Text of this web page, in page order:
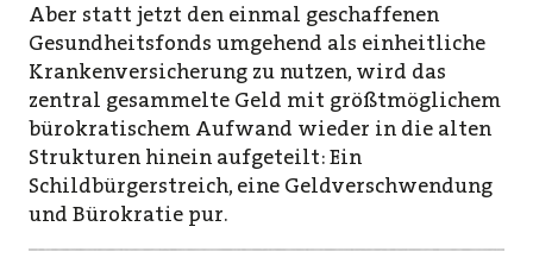
Aber statt jetzt den einmal geschaffenen
Gesundheitsfonds umgehend als einheitliche
Krankenversicherung zu nutzen, wird das
zentral gesammelte Geld mit größtmöglichem
bürokratischem Aufwand wieder in die alten
Strukturen hinein aufgeteilt: Ein
Schildbürgerstreich, eine Geldverschwendung
und Bürokratie pur.